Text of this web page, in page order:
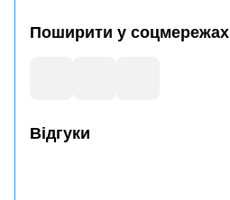
Поширити у соцмережах
Відгуки